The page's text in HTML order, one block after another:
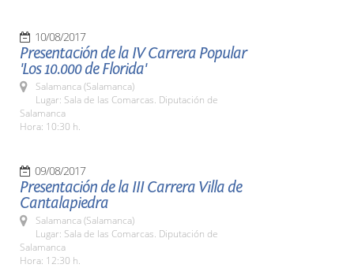
10/08/2017
Presentación de la IV Carrera Popular
'Los 10.000 de Florida'
Salamanca (Salamanca)
Lugar: Sala de las Comarcas. Diputación de
Salamanca
Hora: 10:30 h.
09/08/2017
Presentación de la III Carrera Villa de
Cantalapiedra
Salamanca (Salamanca)
Lugar: Sala de las Comarcas. Diputación de
Salamanca
Hora: 12:30 h.